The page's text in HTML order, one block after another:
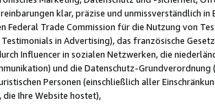
klar, präzise und unmissverständlich
Federal Trade Commission für die Nutzung von
in Advertising), das französische
Influencer in sozialen Netzwerken, die
und die Datenschutz-
Personen (einschließlich aller
Ihre Website hostet),